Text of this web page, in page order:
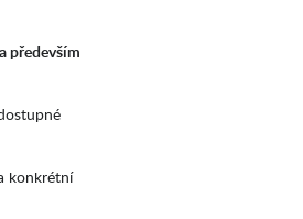
především
konkrétní